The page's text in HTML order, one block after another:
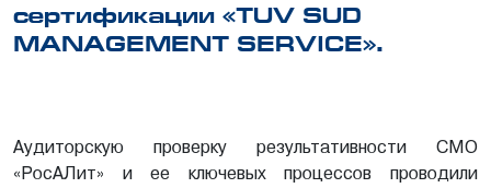
сертификации «TUV SUD
MANAGEMENT SERVICE».
Аудиторскую проверку результативности СМО
«РосАЛит» и ее ключевых процессов проводили